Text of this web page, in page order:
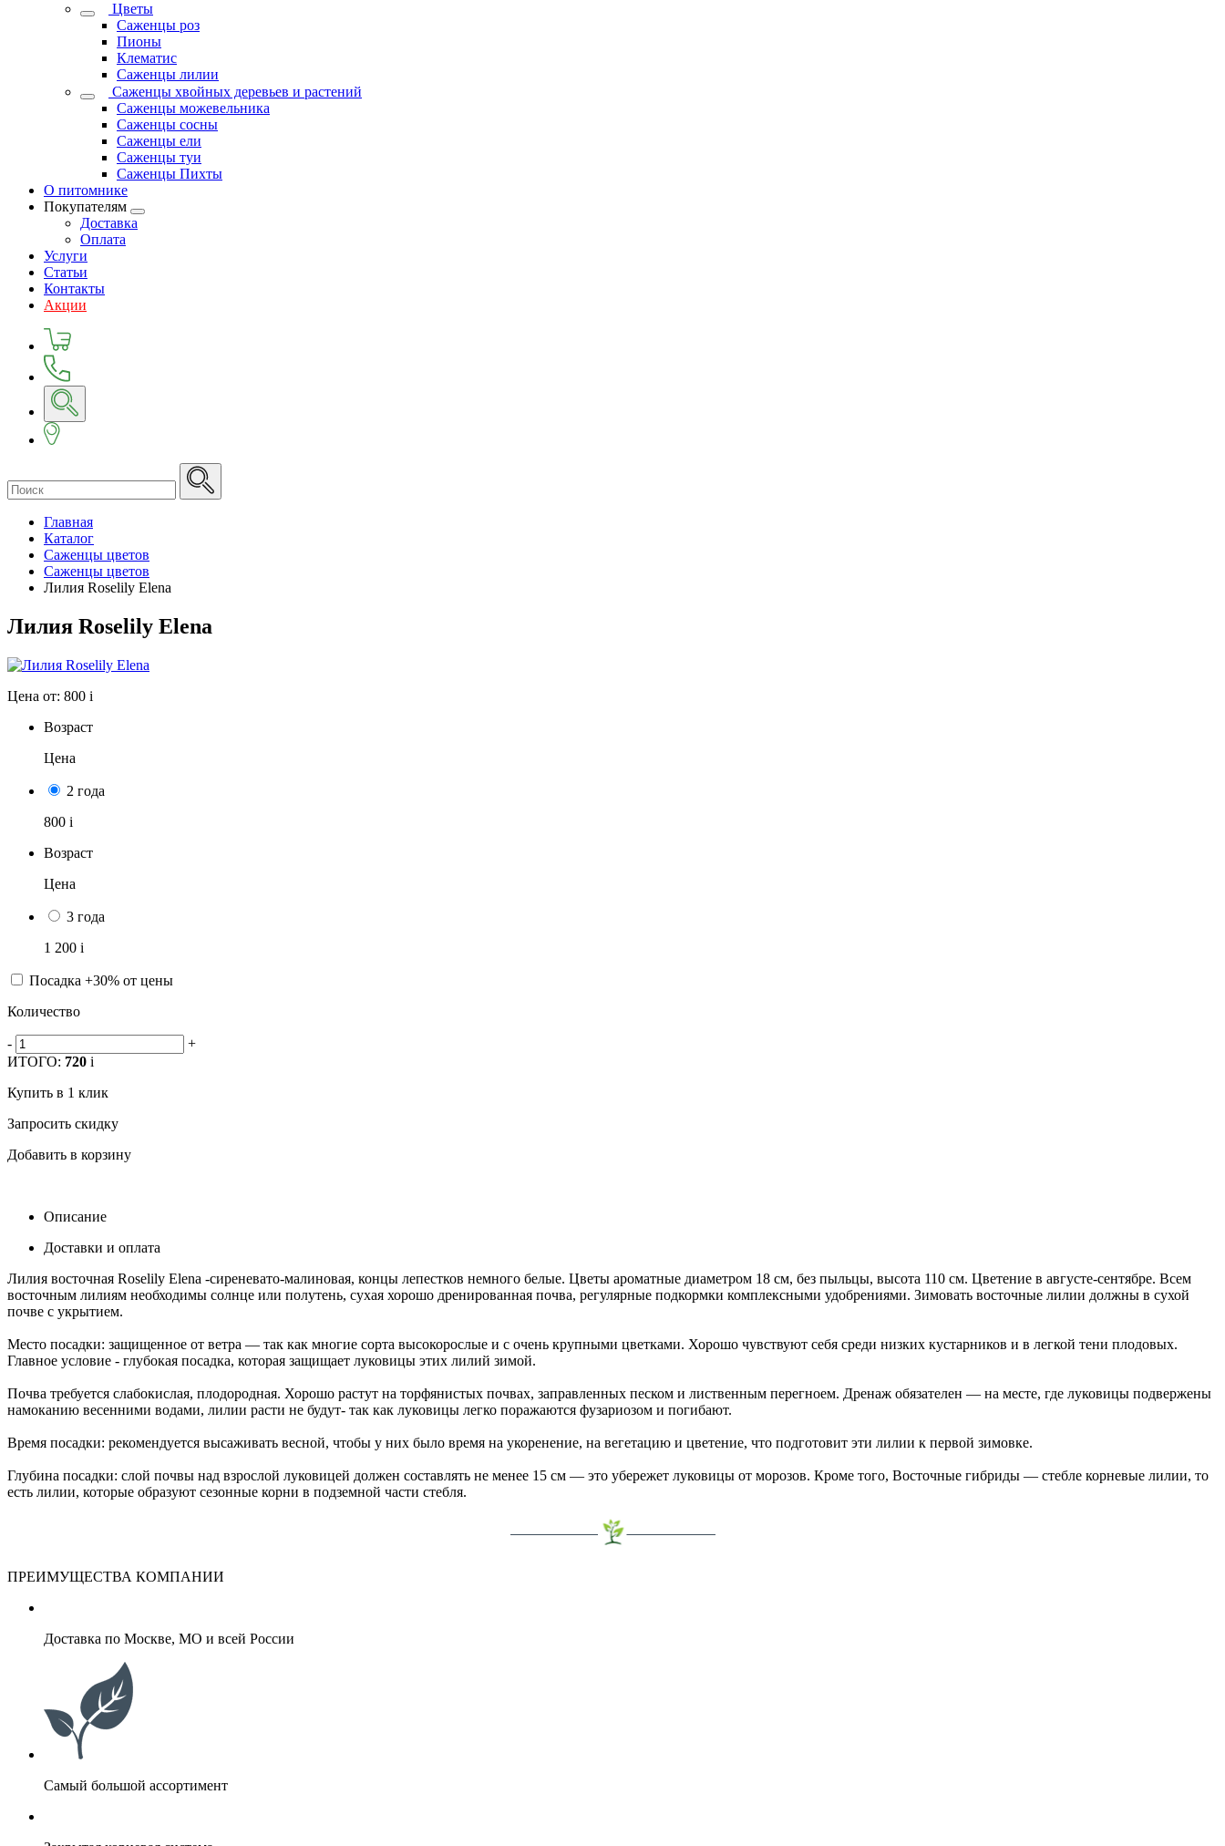
Цветы
Саженцы роз
Пионы
Клематис
Саженцы лилии
Саженцы хвойных деревьев и растений
Саженцы можевельника
Саженцы сосны
Саженцы ели
Саженцы туи
Саженцы Пихты
О питомнике
Покупателям
Доставка
Оплата
Услуги
Статьи
Контакты
Акции
Главная
Каталог
Саженцы цветов
Саженцы цветов
Лилия Roselily Elena
Лилия Roselily Elena
Цена от: 800 i
Возраст
Цена
2 года
800 i
Возраст
Цена
3 года
1 200 i
Посадка +30% от цены
Количество
-
+
ИТОГО: 720 i
Купить в 1 клик
Запросить скидку
Добавить в корзину
Описание
Доставки и оплата
Лилия восточная Roselily Elena -сиреневато-малиновая, концы лепестков немного белые. Цветы ароматные диаметром 18 см, без пыльцы, высота 110 см. Цветение в августе-сентябре. Всем
восточным лилиям необходимы солнце или полутень, сухая хорошо дренированная почва, регулярные подкормки комплексными удобрениями. Зимовать восточные лилии должны в сухой
почве с укрытием.
Место посадки: защищенное от ветра — так как многие сорта высокорослые и с очень крупными цветками. Хорошо чувствуют себя среди низких кустарников и в легкой тени плодовых.
Главное условие - глубокая посадка, которая защищает луковицы этих лилий зимой.
Почва требуется слабокислая, плодородная. Хорошо растут на торфянистых почвах, заправленных песком и лиственным перегноем. Дренаж обязателен — на месте, где луковицы подвержены
намоканию весенними водами, лилии расти не будут- так как луковицы легко поражаются фузариозом и погибают.
Время посадки: рекомендуется высаживать весной, чтобы у них было время на укоренение, на вегетацию и цветение, что подготовит эти лилии к первой зимовке.
Глубина посадки: слой почвы над взрослой луковицей должен составлять не менее 15 см — это убережет луковицы от морозов. Кроме того, Восточные гибриды — стебле корневые лилии, то
есть лилии, которые образуют сезонные корни в подземной части стебля.
ПРЕИМУЩЕСТВА КОМПАНИИ
Доставка по Москве, МО и всей России
Самый большой ассортимент